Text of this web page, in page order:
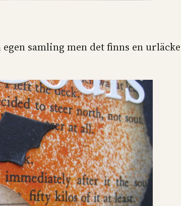
samling men det finns en